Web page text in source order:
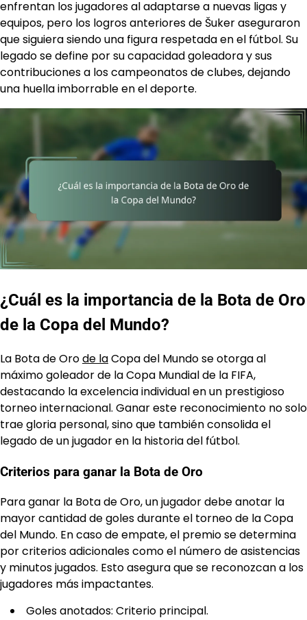
enfrentan los jugadores al adaptarse a nuevas ligas y
equipos, pero los logros anteriores de Šuker aseguraron
que siguiera siendo una figura respetada en el fútbol. Su
legado se define por su capacidad goleadora y sus
contribuciones a los campeonatos de clubes, dejando
una huella imborrable en el deporte.
¿Cuál es la importancia de la Bota de Oro
de la Copa del Mundo?
La Bota de Orode laCopa del Mundo se otorga al
máximo goleador de la Copa Mundial de la FIFA,
destacando la excelencia individual en un prestigioso
torneo internacional. Ganar este reconocimiento no solo
trae gloria personal, sino que también consolida el
legado de un jugador en la historia del fútbol.
Criterios para ganar la Bota de Oro
Para ganar la Bota de Oro, un jugador debe anotar la
mayor cantidad de goles durante el torneo de la Copa
del Mundo. En caso de empate, el premio se determina
por criterios adicionales como el número de asistencias
y minutos jugados. Esto asegura que se reconozcan a los
jugadores más impactantes.
Goles anotados: Criterio principal.